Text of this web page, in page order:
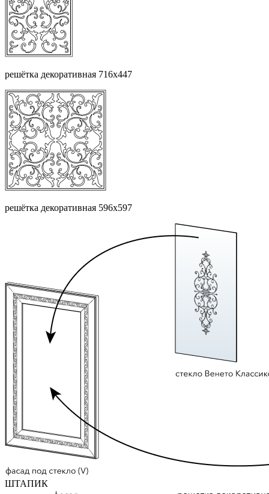
решётка декоративная 716х447
решётка декоративная 596х597
ШТАПИК